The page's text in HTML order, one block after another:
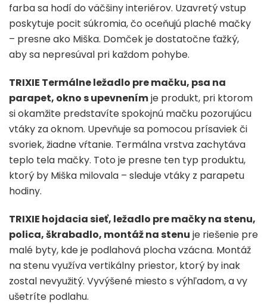
farba sa hodí do väčšiny interiérov. Uzavretý vstup
poskytuje pocit súkromia, čo oceňujú plaché mačky
– presne ako Miška. Domček je dostatočne ťažký,
aby sa nepresúval pri každom pohybe.
TRIXIE Termálne ležadlo pre mačku, psa na
parapet, okno s upevnenímje produkt, pri ktorom
si okamžite predstavíte spokojnú mačku pozorujúcu
vtáky za oknom. Upevňuje sa pomocou prísaviek či
svoriek, žiadne vŕtanie. Termálna vrstva zachytáva
teplo tela mačky. Toto je presne ten typ produktu,
ktorý by Miška milovala – sleduje vtáky z parapetu
hodiny.
TRIXIE hojdacia sieť, ležadlo pre mačky na stenu,
polica, škrabadlo, montáž na stenu je riešenie pre
malé byty, kde je podlahová plocha vzácna. Montáž
na stenu využíva vertikálny priestor, ktorý by inak
zostal nevyužitý. Vyvýšené miesto s výhľadom, a vy
ušetríte podlahu.